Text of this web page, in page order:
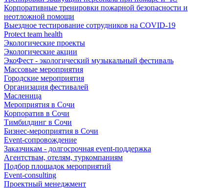
Корпоративные тренировки пожарной безопасности и
неотложной помощи
Выездное тестирование сотрудников на COVID-19
Protect team health
Экологические проекты
Экологические акции
ЭкоФест - экологический музыкальный фестиваль
Массовые мероприятия
Городские мероприятия
Организация фестивалей
Масленица
Мероприятия в Сочи
Корпоратив в Сочи
Тимбилдинг в Сочи
Бизнес-мероприятия в Сочи
Event-сопровождение
Заказчикам - долгосрочная event-поддержка
Агентствам, отелям, туркомпаниям
Подбор площадок мероприятий
Event-consulting
Проектный менеджмент